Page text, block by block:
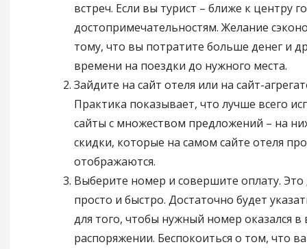
встреч. Если вы турист – ближе к центру
достопримечательностям. Желание
тому, что вы потратите больше денег и
времени на поездки до нужного места.
Зайдите на сайт отеля или на сайт-
Практика показывает, что лучше всего
сайты с множеством предложений – на
скидки, которые на самом сайте отеля
отображаются.
Выберите номер и совершите оплату. Это
просто и быстро. Достаточно будет
для того, чтобы нужный номер оказался
распоряжении. Беспокоиться о том, что